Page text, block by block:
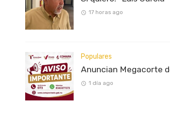
17 horas ago
Populares
Anuncian Megacorte
1 día ago